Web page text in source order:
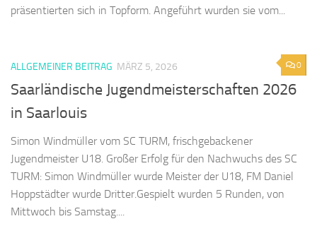
präsentierten sich in Topform. Angeführt wurden sie vom...
0
ALLGEMEINER BEITRAG MÄRZ 5, 2026
Saarländische Jugendmeisterschaften 2026
in Saarlouis
Simon Windmüller vom SC TURM, frischgebackener
Jugendmeister U18. Großer Erfolg für den Nachwuchs des SC
TURM: Simon Windmüller wurde Meister der U18, FM Daniel
Hoppstädter wurde Dritter.Gespielt wurden 5 Runden, von
Mittwoch bis Samstag....